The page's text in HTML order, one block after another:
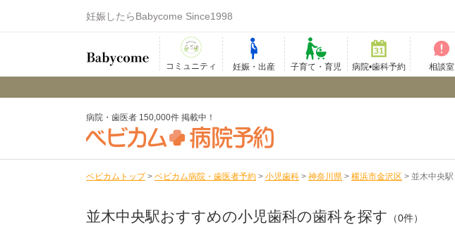
妊娠したらBabycome Since1998
コミュニティ 妊娠・出産 子育て・育児 病院•歯科予約 相談室
病院・歯医者 150,000件 掲載中！
ベビカムトップ > ベビカム病院・歯医者予約 > 小児歯科 > 神奈川県 > 横浜市金沢区 > 並木中央駅
並木中央駅おすすめの小児歯科の歯科を探す （0件）